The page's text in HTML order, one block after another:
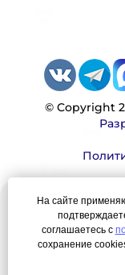
© Copyright
Мы —
которые Вы
На сайте
соглашаетесь с
сохранение